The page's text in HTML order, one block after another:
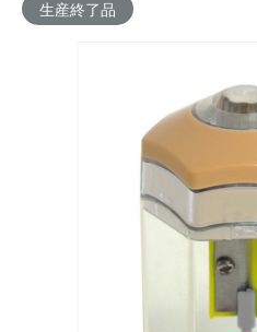
生産終了品
楽々アダプター/ラチェッ
等、機能盛りだくさんの